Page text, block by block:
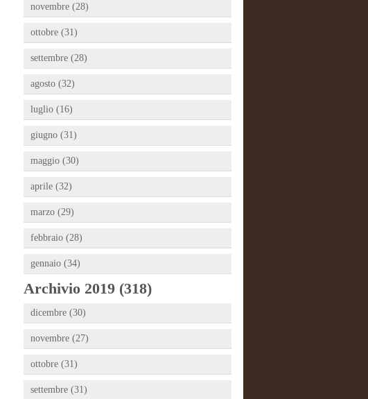
novembre (28)
ottobre (31)
settembre (28)
agosto (32)
luglio (16)
giugno (31)
maggio (30)
aprile (32)
marzo (29)
febbraio (28)
gennaio (34)
Archivio 2019 (318)
dicembre (30)
novembre (27)
ottobre (31)
settembre (31)